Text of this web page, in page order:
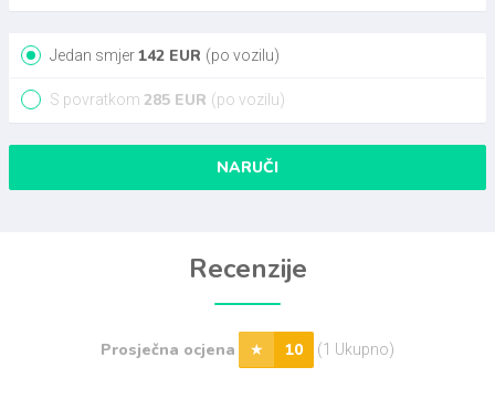
Jedan smjer142 EUR (po vozilu)
S povratkom 285 EUR (po vozilu)
NARUČI
Recenzije
Prosječna ocjena 10 (1 Ukupno)